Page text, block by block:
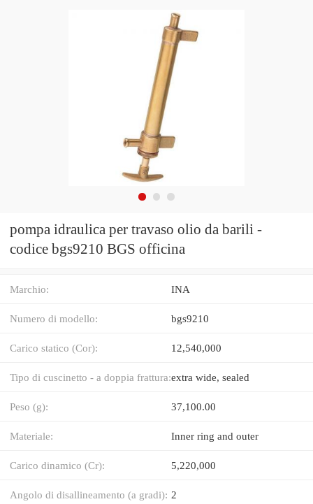
pompa idraulica per travaso olio da barili -
codice bgs9210 BGS officina
Marchio: INA
Numero di modello: bgs9210
Carico statico (Cor): 12,540,000
Tipo di cuscinetto - a doppia frattura:extra wide, sealed
Peso (g): 37,100.00
Materiale: Inner ring and outer
Carico dinamico (Cr): 5,220,000
Angolo di disallineamento (a gradi): 2